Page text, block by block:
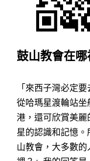
鼓山教會在哪
「來西子灣必定
從哈瑪星渡輪站
港，還可欣賞美
星的認識和記憶
山教會，大多數